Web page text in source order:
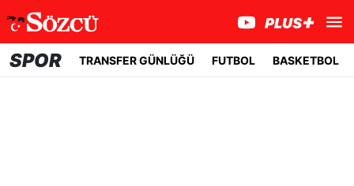
SPOR TRANSFER GÜNLÜĞÜ FUTBOL BASKETBOL